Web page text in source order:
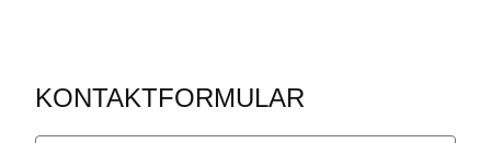
KONTAKTFORMULAR